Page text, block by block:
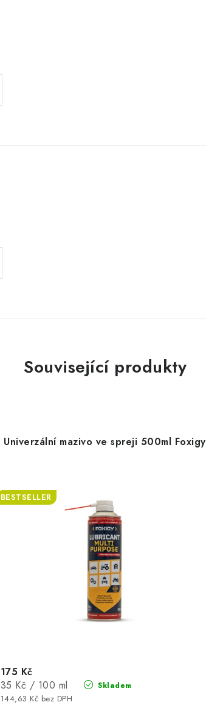
Související produkty
Univerzální mazivo ve spreji 500ml Foxigy
BESTSELLER
Skladem
144,63 Kč bez DPH
175 Kč
Měrná
cena:
35 Kč / 100 ml